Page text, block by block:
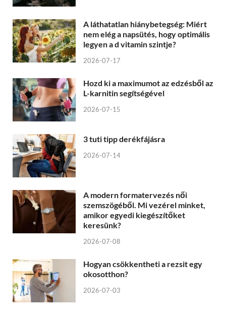
A láthatatlan hiánybetegség: Miért
nem elég a napsütés, hogy optimális
legyen a d vitamin szintje?
2026-07-17
Hozd ki a maximumot az edzésből az
L-karnitin segítségével
2026-07-15
3 tuti tipp derékfájásra
2026-07-14
A modern formatervezés női
szemszögéből. Mi vezérel minket,
amikor egyedi kiegészítőket
keresünk?
2026-07-08
Hogyan csökkentheti a rezsit egy
okosotthon?
2026-07-03